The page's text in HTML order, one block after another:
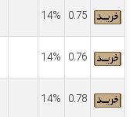
0.75
14%
0.76
14%
0.78
14%